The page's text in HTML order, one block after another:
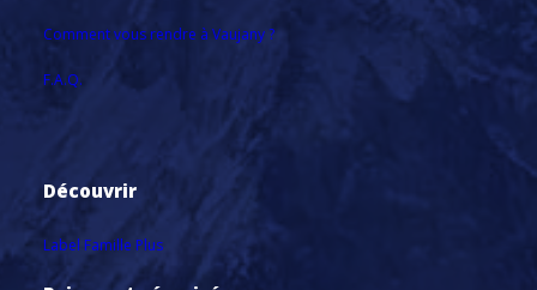
Comment vous rendre à Vaujany ?
F.A.Q.
Découvrir
Label Famille Plus